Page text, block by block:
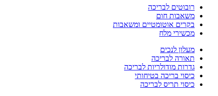
רובוטים לבריכה
משאבות חום
בקרים אוטומטיים ומשאבות
מכשירי מלח
מעלון לנכים
תאורה לבריכה
גדרות מודולריות לבריכה
כיסוי בריכה בטיחותי
כיסוי תריס לבריכה